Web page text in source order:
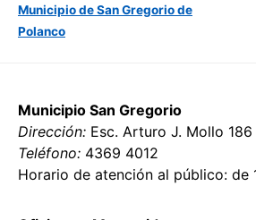
Municipio de San Gregorio de
Polanco
Municipio San Gregorio
Dirección: Esc. Arturo J. Mollo 186
Teléfono: 4369 4012
Horario de atención al público: de